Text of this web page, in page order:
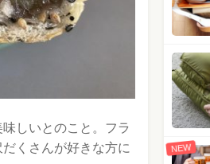
しいとのこと。フラ
くさんが好きな方に
NEW